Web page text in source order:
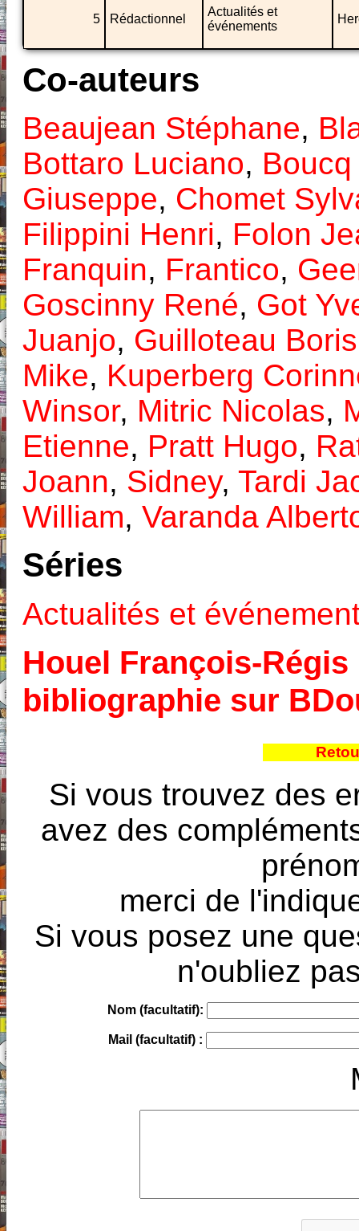
5 Rédactionnel
Actualités et
événements
Co-auteurs
Beaujean Stéphane,
Bottaro Luciano,
Giuseppe, Chomet
Filippini Henri, Folon
Franquin, Frantico,
Goscinny René, Got
Juanjo, Guilloteau Boris
Mike, Kuperberg
Winsor, Mitric Nicolas,
Etienne, Pratt Hugo,
Joann, Sidney, Tardi
William, Varanda
Séries
Actualités et
Houel François-
bibliographie sur
Si vous trouvez des
avez des
merci de
Si vous posez une
n'oubliez
Nom (facultatif):
Mail (facultatif) :